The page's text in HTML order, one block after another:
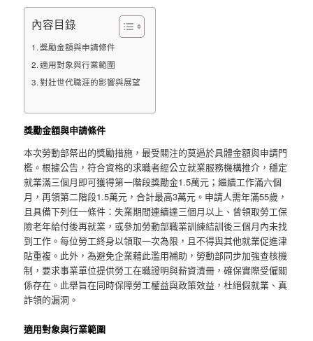
內容目錄
獎勵金額與申請條件
適用對象與行業範圍
對壯世代職涯的影響與展望
獎勵金額與申請條件
本次勞動部祭出的獎勵措施，最受關注的莫過於具體金額與申請門
檻。根據公告，符合資格的求職者經公立就業服務機構推介，穩定
就業滿三個月即可獲得第一階段獎勵金1.5萬元；繼續工作滿六個
月，再領第二階段1.5萬元，合計最高3萬元。申請人需年滿55歲，
且具備下列任一條件：失業期間連續達三個月以上、曾領取勞工保
險老年給付後再就業，或參加勞動部職業訓練結訓後三個月內未找
到工作。每位勞工終身以領取一次為限，且不得與其他就業促進津
貼重複。此外，為避免企業藉此濫用補助，勞動部同步加強查核機
制，要求事業單位提供勞工在職證明與薪資清冊，確保實際受僱關
係存在。此舉旨在同時保障勞工權益與政策效益，杜絕假就業、真
詐領的漏洞。
適用對象與行業範圍